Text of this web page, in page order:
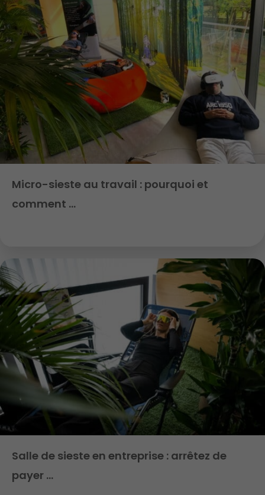
Micro-sieste au travail : pourquoi et
comment …
Salle de sieste en entreprise : arrêtez de
payer …